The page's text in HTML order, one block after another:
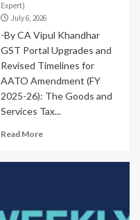
Expert)
July 6, 2026
-By CA Vipul Khandhar
GST Portal Upgrades and
Revised Timelines for
AATO Amendment (FY
2025-26): The Goods and
Services Tax...
Read More